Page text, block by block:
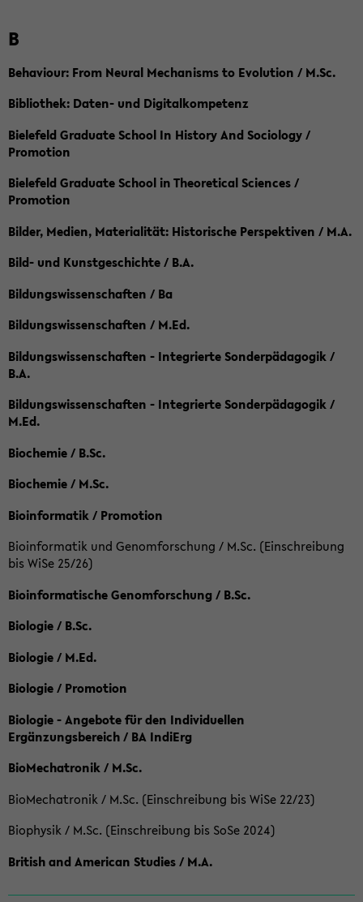
B
Behaviour: From Neural Mechanisms to Evolution / M.Sc.
Bibliothek: Daten- und Digitalkompetenz
Bielefeld Graduate School In History And Sociology /
Promotion
Bielefeld Graduate School in Theoretical Sciences /
Promotion
Bilder, Medien, Materialität: Historische Perspektiven / M.A.
Bild- und Kunstgeschichte / B.A.
Bildungswissenschaften / Ba
Bildungswissenschaften / M.Ed.
Bildungswissenschaften - Integrierte Sonderpädagogik /
B.A.
Bildungswissenschaften - Integrierte Sonderpädagogik /
M.Ed.
Biochemie / B.Sc.
Biochemie / M.Sc.
Bioinformatik / Promotion
Bioinformatik und Genomforschung / M.Sc. (Einschreibung
bis WiSe 25/26)
Bioinformatische Genomforschung / B.Sc.
Biologie / B.Sc.
Biologie / M.Ed.
Biologie / Promotion
Biologie - Angebote für den Individuellen
Ergänzungsbereich / BA IndiErg
BioMechatronik / M.Sc.
BioMechatronik / M.Sc. (Einschreibung bis WiSe 22/23)
Biophysik / M.Sc. (Einschreibung bis SoSe 2024)
British and American Studies / M.A.